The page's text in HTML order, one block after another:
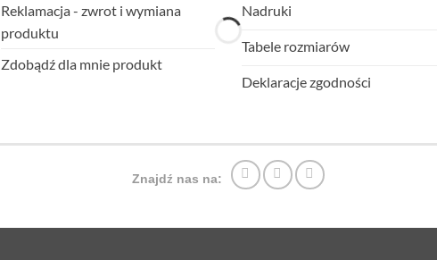
Reklamacja - zwrot i wymiana
produktu
Zdobądź dla mnie produkt
Nadruki
Tabele rozmiarów
Deklaracje zgodności
Znajdź nas na: